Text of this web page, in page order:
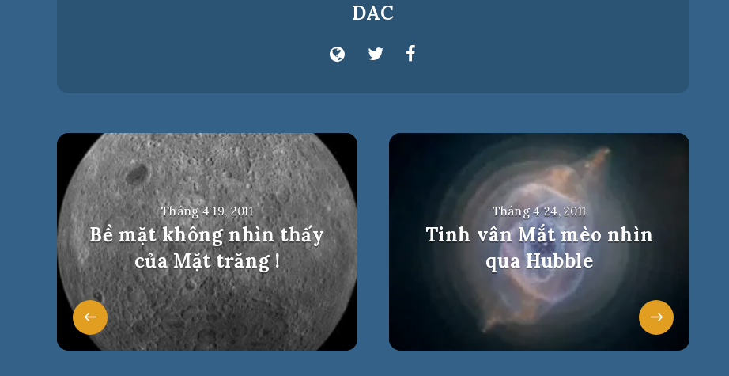
DAC
Tháng 4 19, 2011
Bề mặt không nhìn thấy
của Mặt trăng !
Tháng 4 24, 2011
Tinh vân Mắt mèo nhìn
qua Hubble